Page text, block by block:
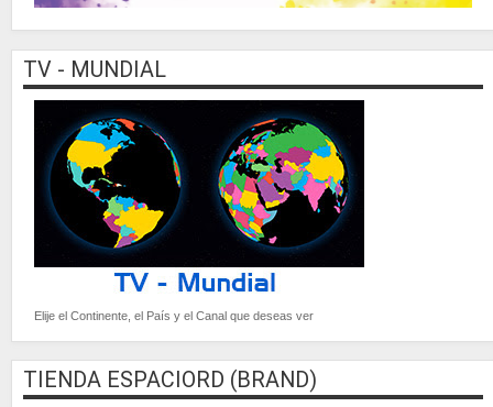
TV - MUNDIAL
Elije el Continente, el País y el Canal que deseas ver
TIENDA ESPACIORD (BRAND)